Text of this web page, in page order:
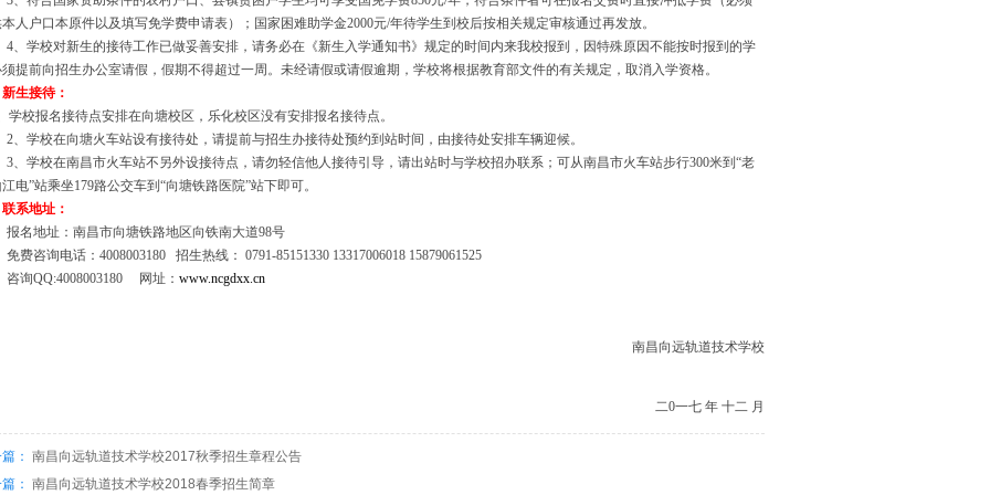
人户口本原件以及填写免学费申请表）；国家困难助学金2000元/年待学生到校后按相关规定审核通过再发放。
4、学校对新生的接待工作已做妥善安排，请务必在《新生入学通知书》规定的时间内来我校报到，因特殊原因不能按时报到的学
提前向招生办公室请假，假期不得超过一周。未经请假或请假逾期，学校将根据教育部文件的有关规定，取消入学资格。
生接待：
学校报名接待点安排在向塘校区，乐化校区没有安排报名接待点。
2、学校在向塘火车站设有接待处，请提前与招生办接待处预约到站时间，由接待处安排车辆迎候。
3、学校在南昌市火车站不另外设接待点，请勿轻信他人接待引导，请出站时与学校招办联系；可从南昌市火车站步行300米到“老
电”站乘坐179路公交车到“向塘铁路医院”站下即可。
系地址：
报名地址：南昌市向塘铁路地区向铁南大道98号
免费咨询电话： 4008003180
招生热线： 0791-85151330 13317006018 15879061525
咨询QQ:4008003180 网址： www.ncgdxx.cn
南昌向远轨道技术学校
二0一七 年 十二 月
： 南昌向远轨道技术学校2017秋季招生章程公告
： 南昌向远轨道技术学校2018春季招生简章